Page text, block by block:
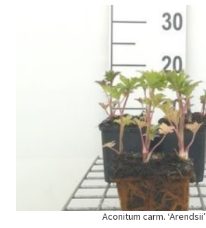
Aconitum carm. ‘Arendsii’